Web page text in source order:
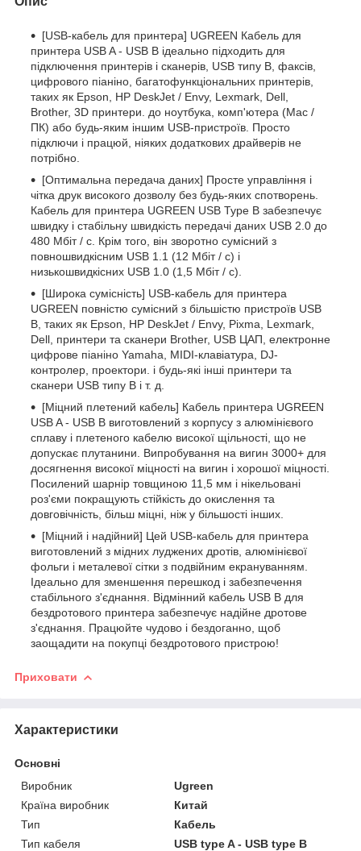
[USB-кабель для принтера] UGREEN Кабель для
принтера USB A - USB B ідеально підходить для
підключення принтерів і сканерів, USB типу B, факсів,
цифрового піаніно, багатофункціональних принтерів,
таких як Epson, HP DeskJet / Envy, Lexmark, Dell,
Brother, 3D принтери. до ноутбука, комп'ютера (Mac /
ПК) або будь-яким іншим USB-пристроїв. Просто
підключи і працюй, ніяких додаткових драйверів не
потрібно.
[Оптимальна передача даних] Просте управління і
чітка друк високого дозволу без будь-яких спотворень.
Кабель для принтера UGREEN USB Type B забезпечує
швидку і стабільну швидкість передачі даних USB 2.0 до
480 Мбіт / с. Крім того, він зворотно сумісний з
повношвидкісним USB 1.1 (12 Мбіт / с) і
низькошвидкісних USB 1.0 (1,5 Мбіт / с).
[Широка сумісність] USB-кабель для принтера
UGREEN повністю сумісний з більшістю пристроїв USB
B, таких як Epson, HP DeskJet / Envy, Pixma, Lexmark,
Dell, принтери та сканери Brother, USB ЦАП, електронне
цифрове піаніно Yamaha, MIDI-клавіатура, DJ-
контролер, проектори. і будь-які інші принтери та
сканери USB типу B і т. д.
[Міцний плетений кабель] Кабель принтера UGREEN
USB A - USB B виготовлений з корпусу з алюмінієвого
сплаву і плетеного кабелю високої щільності, що не
допускає плутанини. Випробування на вигин 3000+ для
досягнення високої міцності на вигин і хорошої міцності.
Посилений шарнір товщиною 11,5 мм і нікельовані
роз'єми покращують стійкість до окислення та
довговічність, більш міцні, ніж у більшості інших.
[Міцний і надійний] Цей USB-кабель для принтера
виготовлений з мідних луджених дротів, алюмінієвої
фольги і металевої сітки з подвійним екрануванням.
Ідеально для зменшення перешкод і забезпечення
стабільного з'єднання. Відмінний кабель USB B для
бездротового принтера забезпечує надійне дротове
з'єднання. Працюйте чудово і бездоганно, щоб
заощадити на покупці бездротового пристрою!
Приховати
Характеристики
Основні
Виробник
Ugreen
Країна виробник
Китай
Тип
Кабель
Тип кабеля
USB type A - USB type B